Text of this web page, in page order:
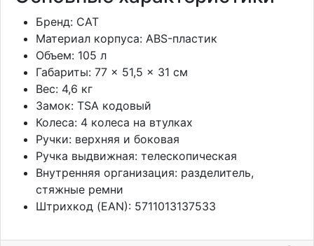
Бренд: CAT
Материал корпуса: ABS-пластик
Объем: 105 л
Габариты: 77 × 51,5 × 31 см
Вес: 4,6 кг
Замок: TSA кодовый
Колеса: 4 колеса на втулках
Ручки: верхняя и боковая
Ручка выдвижная: телескопическая
Внутренняя организация: разделитель,
стяжные ремни
Штрихкод (EAN): 5711013137533